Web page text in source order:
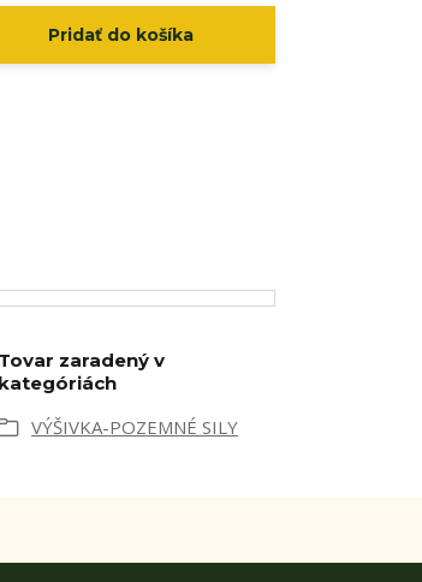
Pridať do košíka
Tovar zaradený v
kategóriách
VÝŠIVKA-POZEMNÉ SILY